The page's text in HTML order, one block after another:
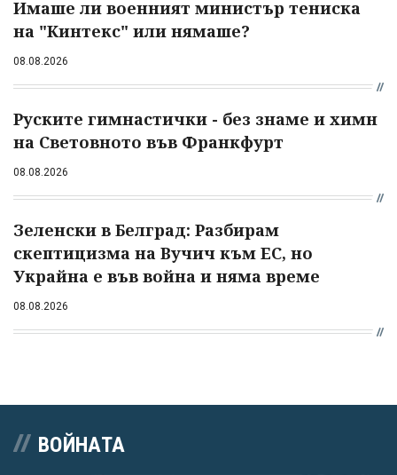
Имаше ли военният министър тениска
на "Кинтекс" или нямаше?
08.08.2026
Руските гимнастички - без знаме и химн
на Световното във Франкфурт
08.08.2026
Зеленски в Белград: Разбирам
скептицизма на Вучич към ЕС, но
Украйна е във война и няма време
08.08.2026
ВОЙНАТА